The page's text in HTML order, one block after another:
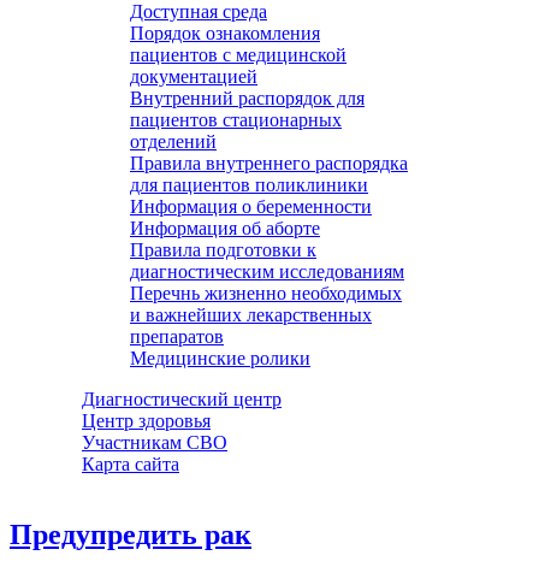
Доступная среда
Порядок ознакомления
пациентов с медицинской
документацией
Внутренний распорядок для
пациентов стационарных
отделений
Правила внутреннего распорядка
для пациентов поликлиники
Информация о беременности
Информация об аборте
Правила подготовки к
диагностическим исследованиям
Перечнь жизненно необходимых
и важнейших лекарственных
препаратов
Медицинские ролики
Диагностический центр
Центр здоровья
Участникам СВО
Карта сайта
Предупредить рак